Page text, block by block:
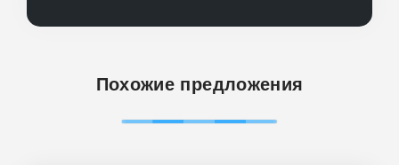
Похожие предложения